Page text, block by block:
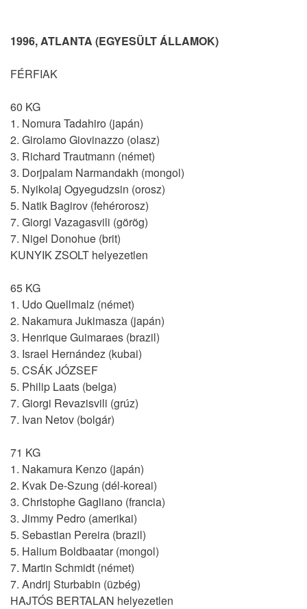
1996, ATLANTA (EGYESÜLT ÁLLAMOK)
FÉRFIAK
60 KG
1. Nomura Tadahiro (japán)
2. Girolamo Giovinazzo (olasz)
3. Richard Trautmann (német)
3. Dorjpalam Narmandakh (mongol)
5. Nyikolaj Ogyegudzsin (orosz)
5. Natik Bagirov (fehérorosz)
7. Giorgi Vazagasvili (görög)
7. Nigel Donohue (brit)
KUNYIK ZSOLT helyezetlen
65 KG
1. Udo Quellmalz (német)
2. Nakamura Jukimasza (japán)
3. Henrique Guimaraes (brazil)
3. Israel Hernández (kubai)
5. CSÁK JÓZSEF
5. Philip Laats (belga)
7. Giorgi Revazisvili (grúz)
7. Ivan Netov (bolgár)
71 KG
1. Nakamura Kenzo (japán)
2. Kvak De-Szung (dél-koreai)
3. Christophe Gagliano (francia)
3. Jimmy Pedro (amerikai)
5. Sebastian Pereira (brazil)
5. Halium Boldbaatar (mongol)
7. Martin Schmidt (német)
7. Andrij Sturbabin (üzbég)
HAJTÓS BERTALAN helyezetlen